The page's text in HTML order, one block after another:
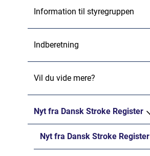
Information til styregruppen
Indberetning
Vil du vide mere?
Nyt fra Dansk Stroke Register
Nyt fra Dansk Stroke Register